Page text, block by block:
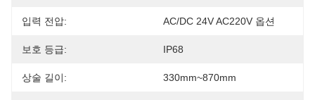
입력 전압: AC/DC 24V AC220V 옵션
보호 등급: IP68
상술 길이: 330mm~870mm